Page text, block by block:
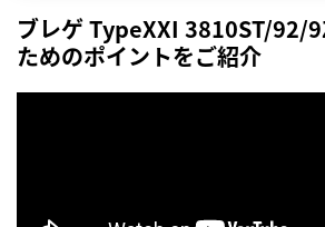
ブレゲ TypeXXI 3810ST/92/
ためのポイントをご紹介